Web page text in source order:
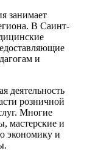
занимает
В Саинт-
и
деятельность
розничной
Многие
мастерские и
экономику и